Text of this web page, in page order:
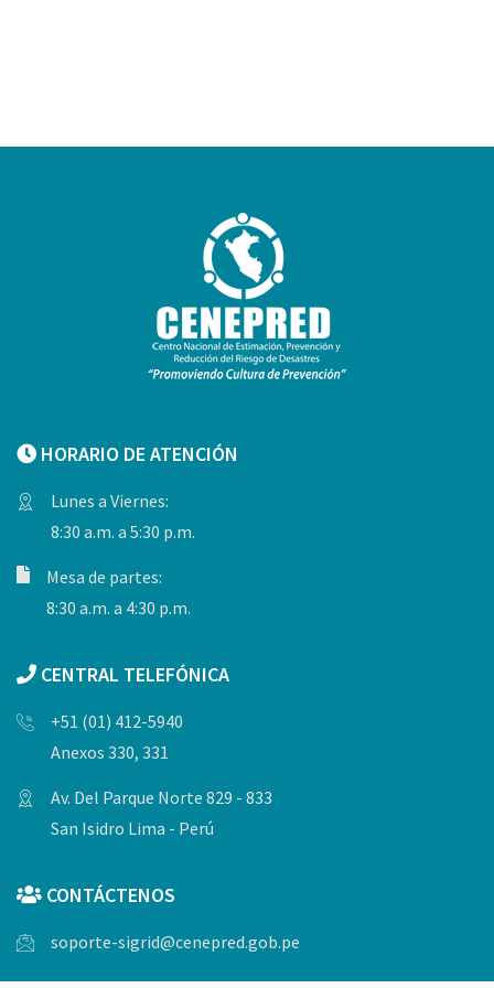
HORARIO DE ATENCIÓN
Lunes a Viernes:
8:30 a.m. a 5:30 p.m.
Mesa de partes:
8:30 a.m. a 4:30 p.m.
CENTRAL TELEFÓNICA
+51 (01) 412-5940
Anexos 330, 331
Av. Del Parque Norte 829 - 833
San Isidro Lima - Perú
CONTÁCTENOS
soporte-sigrid@cenepred.gob.pe